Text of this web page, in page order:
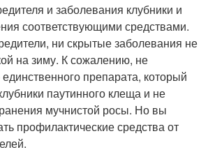
и заболевания клубники и
соответствующими средствами.
ни скрытые заболевания не
на зиму. К сожалению, не
препарата, который
паутинного клеща и не
мучнистой росы. Но вы
профилактические средства от